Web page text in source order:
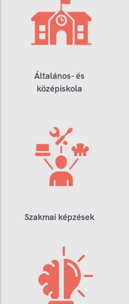
Általános- és
középiskola
Szakmai képzések